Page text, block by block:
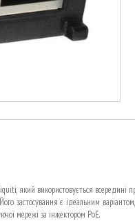
який використовується всередині
застосування є ідеальним
мережі за інжектором PoE.